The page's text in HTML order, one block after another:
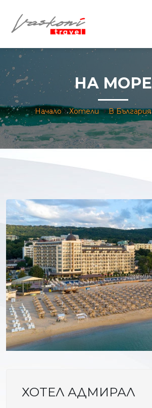
НА МОРЕ
Начало Хотели В България
ХОТЕЛ АДМИРАЛ